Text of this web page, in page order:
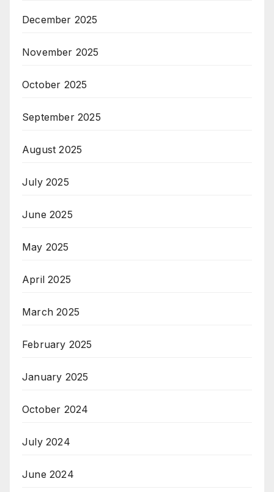
December 2025
November 2025
October 2025
September 2025
August 2025
July 2025
June 2025
May 2025
April 2025
March 2025
February 2025
January 2025
October 2024
July 2024
June 2024